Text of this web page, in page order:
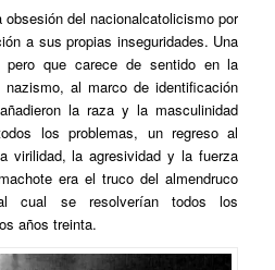
del nacionalcatolicismo por
a sus propias inseguridades. Una
pero que carece de sentido en la
al marco de identificación
la raza y la masculinidad
los problemas, un regreso al
virilidad, la agresividad y la fuerza
era el truco del almendruco
cual se resolverían todos los
años treinta.